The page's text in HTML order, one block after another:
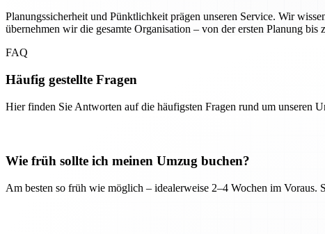
Planungssicherheit und Pünktlichkeit prägen unseren Service. Wir
übernehmen wir die gesamte Organisation – von der ersten Planung
FAQ
Häufig gestellte Fragen
Hier finden Sie Antworten auf die häufigsten Fragen rund um unseren
Wie früh sollte ich meinen Umzug buchen?
Am besten so früh wie möglich – idealerweise 2–4 Wochen im